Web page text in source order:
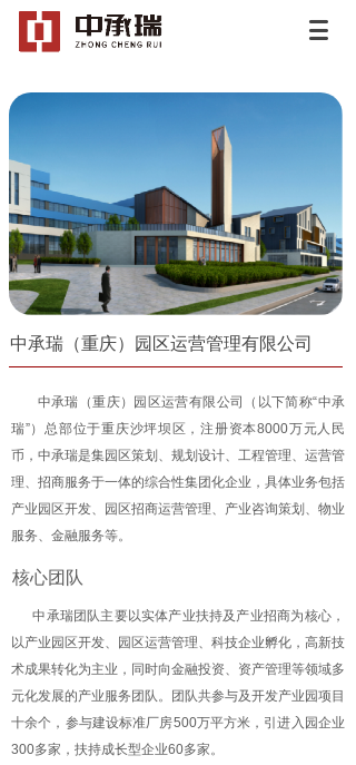
核心团队
中承瑞（重庆）园区运营管理有限公司
中承瑞（重庆）园区运营有限公司（以下简称“中承
瑞”）总部位于重庆沙坪坝区，注册资本8000万元人民
币，中承瑞是集园区策划、规划设计、 工程管理、 运营管
理、 招商服务于一体的综合性集团化企业，具体业务包括
产业园区开发、园区招商运营管理、产业咨询策划、物业
服务、金融服务等。
中承瑞团队主要以实体产业扶持及产业招商为核心，
以产业园区开发、园区运营管理、科技企业孵化，高新技
术成果转化为主业，同时向金融投资、资产管理等领域多
元化发展的产业服务团队。团队共参与及开发产业园项目
十余个，参与建设标准厂房500万平方米，引进入园企业
300多家，扶持成长型企业60多家。